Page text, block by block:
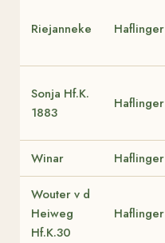
Riejanneke Haflinger
Sonja Hf.K.
1883
Haflinger
Winar Haflinger
Wouter v d
Heiweg
Hf.K.30
Haflinger